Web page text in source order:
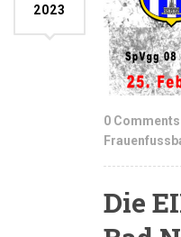
2023
0 Comments
Die